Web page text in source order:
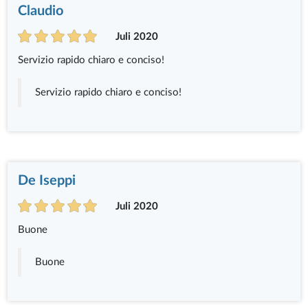
Claudio
Juli 2020
Servizio rapido chiaro e conciso!
Servizio rapido chiaro e conciso!
De Iseppi
Juli 2020
Buone
Buone